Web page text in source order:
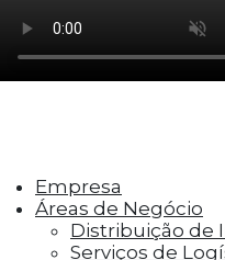
como os visitantes
cookies ajudam a
as métricas do
rejeição, origem do
funcionalidades,
conteúdo do site
media, coletar
terceiros.
Empresa
Áreas de Negócio
Distribuição de
Serviços de